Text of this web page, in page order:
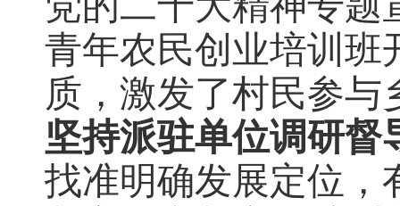
青年农民创业培训班
质， 激发了村民参与
坚持派驻单位调研督
找准明确发展定位，